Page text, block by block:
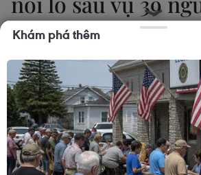
Anh
Nhóm PV
31/10/2019 08:45
Theo đại biểu Dương Trung
bán người đội lốt lao động ngoài
lâu, nhưng qua vụ việc 39 người
Khám phá thêm